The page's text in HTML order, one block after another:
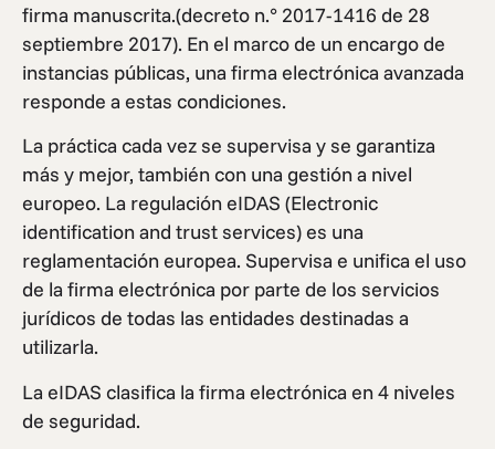
firma manuscrita.(decreto n.° 2017-1416 de 28
septiembre 2017). En el marco de un encargo de
instancias públicas, una firma electrónica avanzada
responde a estas condiciones.
La práctica cada vez se supervisa y se garantiza
más y mejor, también con una gestión a nivel
europeo. La regulación eIDAS (Electronic
identification and trust services) es una
reglamentación europea. Supervisa e unifica el uso
de la firma electrónica por parte de los servicios
jurídicos de todas las entidades destinadas a
utilizarla.
La eIDAS clasifica la firma electrónica en 4 niveles
de seguridad.